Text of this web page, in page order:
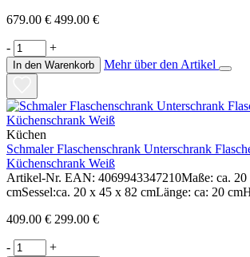
679.00 € 499.00 €
- +
In den Warenkorb Mehr über den Artikel
Küchen
Schmaler Flaschenschrank Unterschrank
Küchenschrank Weiß
Artikel-Nr. EAN: 4069943347210Maße: ca. 20
cmSessel:ca. 20 x 45 x 82 cmLänge: ca: 20
409.00 € 299.00 €
- +